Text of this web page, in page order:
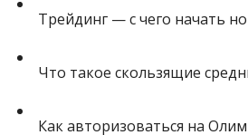
Трейдинг — с чего начать
Что такое скользящие
Как авторизоваться на